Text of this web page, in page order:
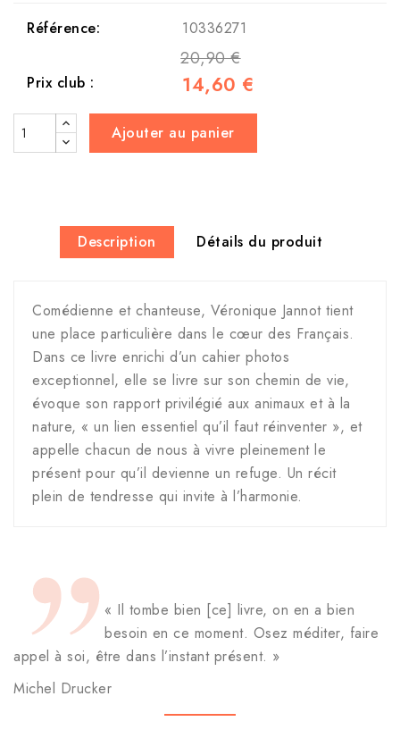
Référence: 10336271
20,90 €
Prix club : 14,60 €
Ajouter au panier
Description Détails du produit
Comédienne et chanteuse, Véronique Jannot tient
une place particulière dans le cœur des Français.
Dans ce livre enrichi d’un cahier photos
exceptionnel, elle se livre sur son chemin de vie,
évoque son rapport privilégié aux animaux et à la
nature, « un lien essentiel qu’il faut réinventer », et
appelle chacun de nous à vivre pleinement le
présent pour qu’il devienne un refuge. Un récit
plein de tendresse qui invite à l’harmonie.
« Il tombe bien [ce] livre, on en a bien
besoin en ce moment. Osez méditer, faire
appel à soi, être dans l’instant présent. »
Michel Drucker